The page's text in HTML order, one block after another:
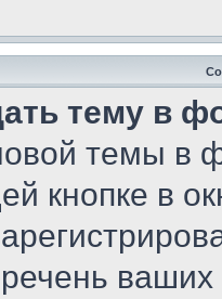
тему в
темы в
кнопке в
ваших